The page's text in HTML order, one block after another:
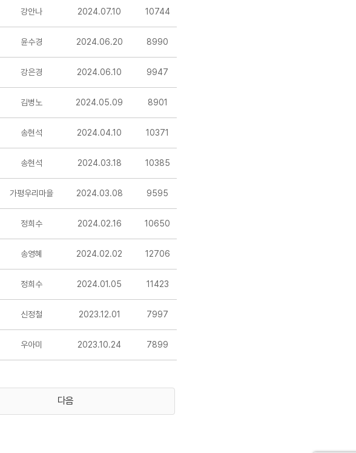
강안나 2024.07.10 10744
윤수경 2024.06.20 8990
강은경 2024.06.10 9947
김병노 2024.05.09 8901
송현석 2024.04.10 10371
송현석 2024.03.18 10385
가평우리마을 2024.03.08 9595
정희수 2024.02.16 10650
송영혜 2024.02.02 12706
정희수 2024.01.05 11423
신정철 2023.12.01 7997
우아미 2023.10.24 7899
다음